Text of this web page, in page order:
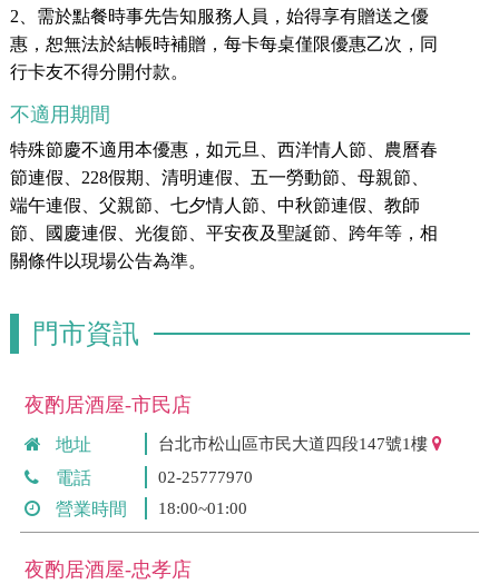
2、需於點餐時事先告知服務人員，始得享有贈送之優
惠，恕無法於結帳時補贈，每卡每桌僅限優惠乙次，同
行卡友不得分開付款。
不適用期間
特殊節慶不適用本優惠，如元旦、西洋情人節、農曆春
節連假、228假期、清明連假、五一勞動節、母親節、
端午連假、父親節、七夕情人節、中秋節連假、教師
節、國慶連假、光復節、平安夜及聖誕節、跨年等，相
關條件以現場公告為準。
門市資訊
夜酌居酒屋-市民店
地址 台北市松山區市民大道四段147號1樓
電話 02-25777970
營業時間 18:00~01:00
夜酌居酒屋-忠孝店